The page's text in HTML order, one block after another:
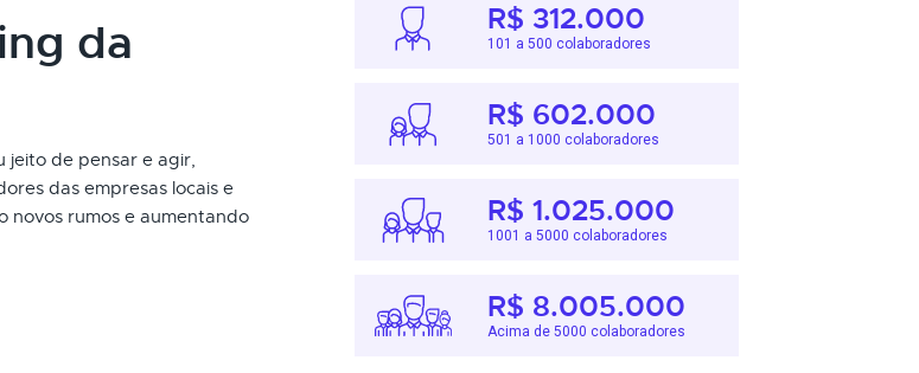
da
jeito de pensar e agir,
das empresas locais e
novos rumos e aumentando
R$ 312.000
101 a 500 colaboradores
R$ 602.000
501 a 1000 colaboradores
R$ 1.025.000
1001 a 5000 colaboradores
R$ 8.005.000
Acima de 5000 colaboradores